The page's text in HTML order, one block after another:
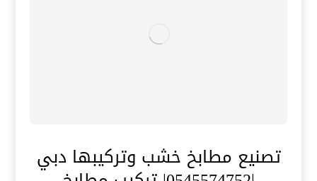
تصنيع مطابخ خشب وتركيبها دبي